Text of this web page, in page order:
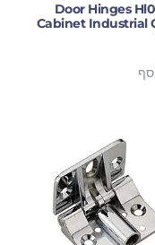
120 Door Hinges
Cabinet Industrial